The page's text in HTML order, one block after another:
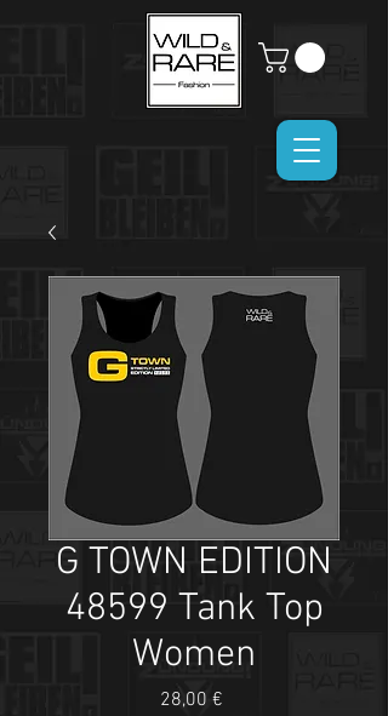
G TOWN EDITION
48599 Tank Top
Women
28,00 €Preis